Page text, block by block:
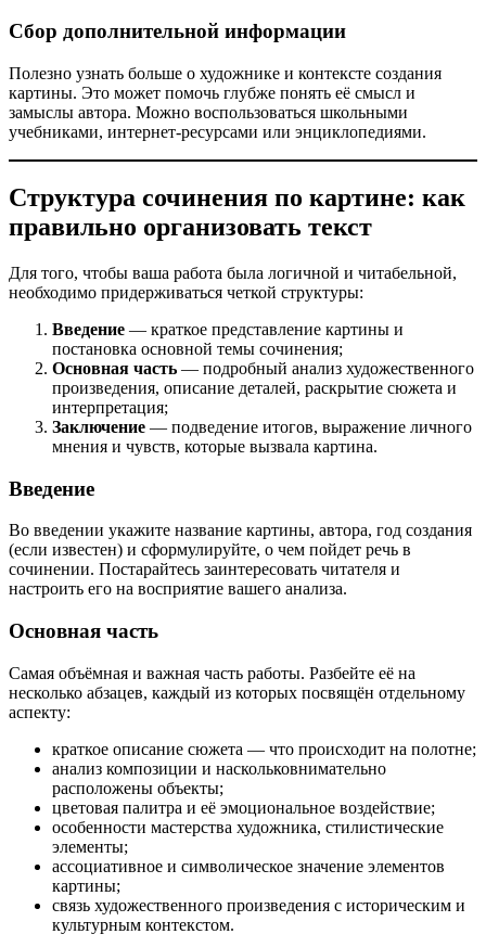
Сбор дополнительной информации
Полезно узнать больше о художнике и контексте создания
картины. Это может помочь глубже понять её смысл и
замыслы автора. Можно воспользоваться школьными
учебниками, интернет-ресурсами или энциклопедиями.
Структура сочинения по картине: как
правильно организовать текст
Для того, чтобы ваша работа была логичной и читабельной,
необходимо придерживаться четкой структуры:
Введение — краткое представление картины и
постановка основной темы сочинения;
Основная часть — подробный анализ художественного
произведения, описание деталей, раскрытие сюжета и
интерпретация;
Заключение — подведение итогов, выражение личного
мнения и чувств, которые вызвала картина.
Введение
Во введении укажите название картины, автора, год создания
(если известен) и сформулируйте, о чем пойдет речь в
сочинении. Постарайтесь заинтересовать читателя и
настроить его на восприятие вашего анализа.
Основная часть
Самая объёмная и важная часть работы. Разбейте её на
несколько абзацев, каждый из которых посвящён отдельному
аспекту:
краткое описание сюжета — что происходит на полотне;
анализ композиции и наскольковнимательно
расположены объекты;
цветовая палитра и её эмоциональное воздействие;
особенности мастерства художника, стилистические
элементы;
ассоциативное и символическое значение элементов
картины;
связь художественного произведения с историческим и
культурным контекстом.